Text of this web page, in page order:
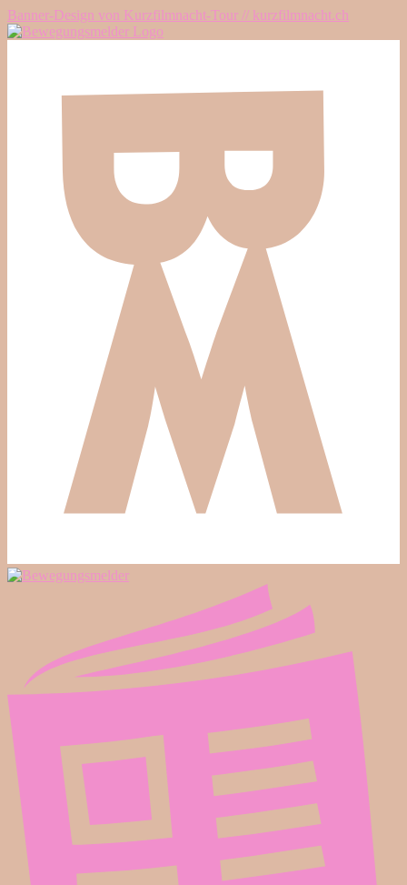
Banner-Design von Kurzfilmnacht-Tour // kurzfilmnacht.ch